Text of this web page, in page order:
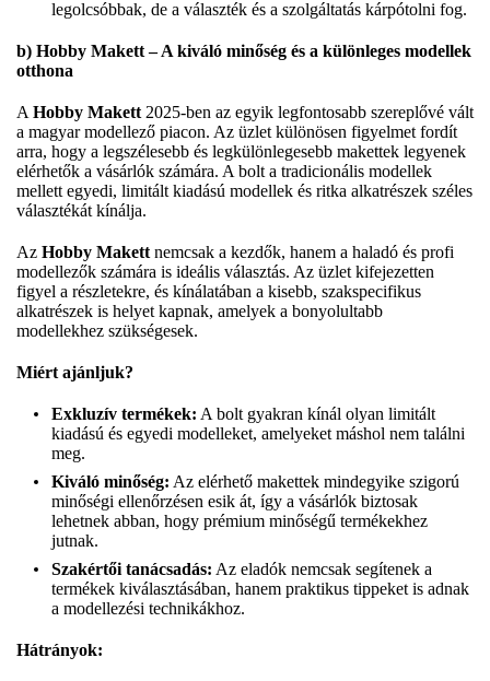
legolcsóbbak, de a választék és a szolgáltatás kárpótolni fog.
b) Hobby Makett – A kiváló minőség és a különleges modellek
otthona
A Hobby Makett 2025-ben az egyik legfontosabb szereplővé vált
a magyar modellező piacon. Az üzlet különösen figyelmet fordít
arra, hogy a legszélesebb és legkülönlegesebb makettek legyenek
elérhetők a vásárlók számára. A bolt a tradicionális modellek
mellett egyedi, limitált kiadású modellek és ritka alkatrészek széles
választékát kínálja.
Az Hobby Makett nemcsak a kezdők, hanem a haladó és profi
modellezők számára is ideális választás. Az üzlet kifejezetten
figyel a részletekre, és kínálatában a kisebb, szakspecifikus
alkatrészek is helyet kapnak, amelyek a bonyolultabb
modellekhez szükségesek.
Miért ajánljuk?
Exkluzív termékek: A bolt gyakran kínál olyan limitált
kiadású és egyedi modelleket, amelyeket máshol nem találni
meg.
Kiváló minőség: Az elérhető makettek mindegyike szigorú
minőségi ellenőrzésen esik át, így a vásárlók biztosak
lehetnek abban, hogy prémium minőségű termékekhez
jutnak.
Szakértői tanácsadás: Az eladók nemcsak segítenek a
termékek kiválasztásában, hanem praktikus tippeket is adnak
a modellezési technikákhoz.
Hátrányok: